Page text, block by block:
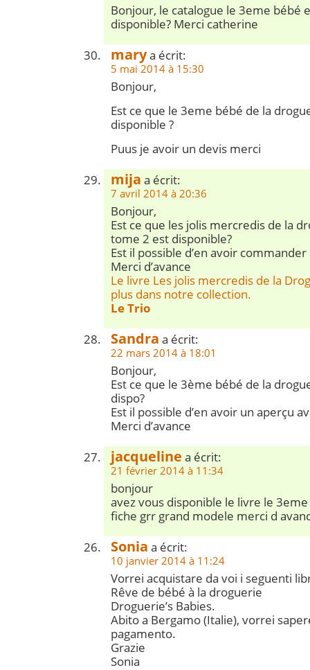
Bonjour, le catalogue le 3eme bébé
disponible? Merci catherine
marya écrit:
5 mai 2014 à 15:30
Bonjour,
Est ce que le 3eme bébé de la
disponible ?
Puus je avoir un devis merci
mija a écrit:
7 avril 2014 à 20:36
Bonjour,
Est ce que les jolis mercredis de la
tome 2 est disponible?
Est il possible d’en avoir
Merci d’avance
Le livre Les jolis mercredis de la
plus dans notre collection.
Le Trio
Sandra a écrit:
22 mars 2014 à 18:01
Bonjour,
Est ce que le 3ème bébé de la
dispo?
Est il possible d’en avoir un aperçu
Merci d’avance
jacqueline a écrit:
21 février 2014 à 11:34
bonjour
avez vous disponible le livre le
fiche grr grand modele merci d
Sonia a écrit:
10 janvier 2014 à 11:24
Vorrei acquistare da voi i seguenti
Rêve de bébé à la droguerie
Droguerie’s Babies.
Abito a Bergamo (Italie), vorrei
pagamento.
Grazie
Sonia